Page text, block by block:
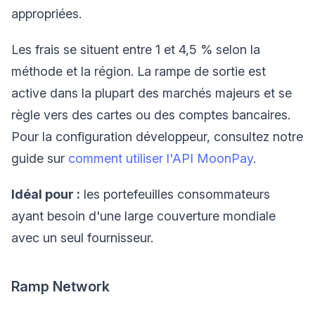
appropriées.
Les frais se situent entre 1 et 4,5 % selon la
méthode et la région. La rampe de sortie est
active dans la plupart des marchés majeurs et se
règle vers des cartes ou des comptes bancaires.
Pour la configuration développeur, consultez notre
guide sur comment utiliser l'API MoonPay.
Idéal pour : les portefeuilles consommateurs
ayant besoin d'une large couverture mondiale
avec un seul fournisseur.
Ramp Network